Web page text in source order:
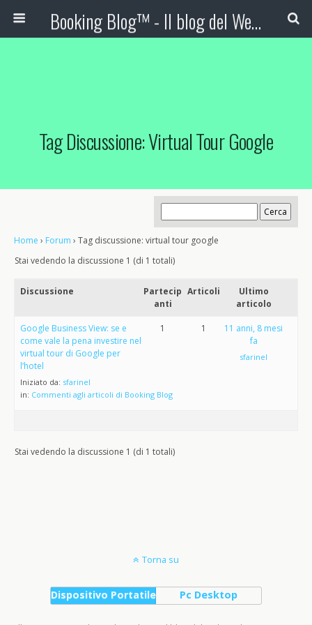
Booking Blog™ - Il blog del Web Marketing Turistico
Tag Discussione: Virtual Tour Google
Home › Forum › Tag discussione: virtual tour google
Stai vedendo la discussione 1 (di 1 totali)
Discussione
Partecip
anti
Articoli
Ultimo
articolo
Google Business View: se e
come vale la pena investire nel
virtual tour di Google per
l’hotel
Iniziato da: sfarinel
in: Commenti agli articoli di Booking Blog
1 1
11 anni, 8 mesi
fa
sfarinel
Stai vedendo la discussione 1 (di 1 totali)
Torna su
Dispositivo Portatile Pc Desktop